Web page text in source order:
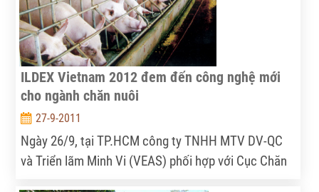
ILDEX Vietnam 2012 đem đến công nghệ mới
cho ngành chăn nuôi
27-9-2011
Ngày 26/9, tại TP.HCM công ty TNHH MTV DV-QC
và Triển lãm Minh Vi (VEAS) phối hợp với Cục Chăn